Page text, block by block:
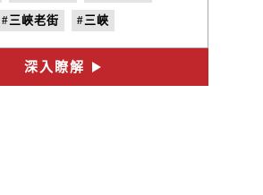
#三峽老街 #三峽
#生日聚餐 #三峽停車場
深入瞭解